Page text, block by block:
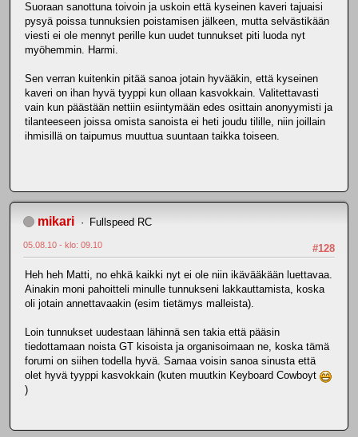
Suoraan sanottuna toivoin ja uskoin että kyseinen kaveri tajuaisi
pysyä poissa tunnuksien poistamisen jälkeen, mutta selvästikään
viesti ei ole mennyt perille kun uudet tunnukset piti luoda nyt
myöhemmin. Harmi.
Sen verran kuitenkin pitää sanoa jotain hyvääkin, että kyseinen
kaveri on ihan hyvä tyyppi kun ollaan kasvokkain. Valitettavasti
vain kun päästään nettiin esiintymään edes osittain anonyymisti ja
tilanteeseen joissa omista sanoista ei heti joudu tilille, niin joillain
ihmisillä on taipumus muuttua suuntaan taikka toiseen.
mikari Fullspeed RC
#128
05.08.10 - klo: 09.10
Heh heh Matti, no ehkä kaikki nyt ei ole niin ikävääkään luettavaa.
Ainakin moni pahoitteli minulle tunnukseni lakkauttamista, koska
oli jotain annettavaakin (esim tietämys malleista).
Loin tunnukset uudestaan lähinnä sen takia että pääsin
tiedottamaan noista GT kisoista ja organisoimaan ne, koska tämä
forumi on siihen todella hyvä. Samaa voisin sanoa sinusta että
olet hyvä tyyppi kasvokkain (kuten muutkin Keyboard Cowboyt
)